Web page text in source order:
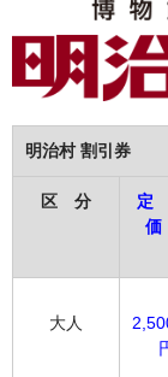
明治村 割引券
区 分
定
価
大人